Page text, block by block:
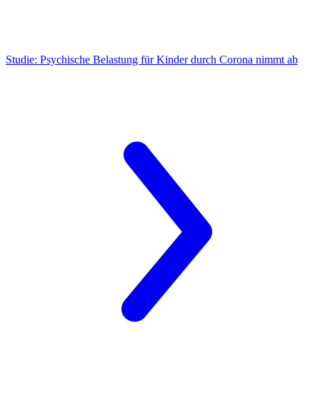
Studie: Psychische Belastung für Kinder durch Corona nimmt ab